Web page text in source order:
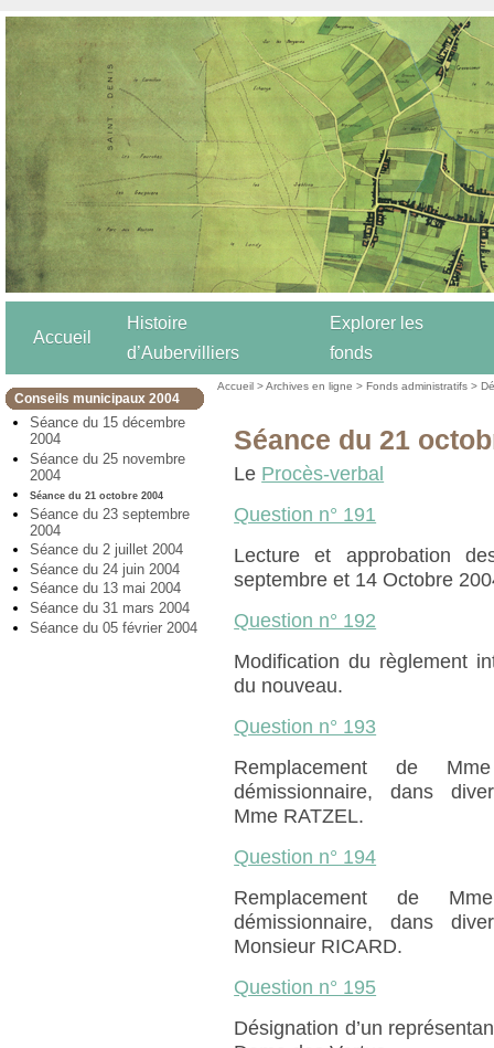
Accueil
Histoire
d’Aubervilliers
Explorer les
fonds
Conseils municipaux 2004
Séance du 15 décembre
2004
Séance du 25 novembre
2004
Séance du 21 octobre 2004
Séance du 23 septembre
2004
Séance du 2 juillet 2004
Séance du 24 juin 2004
Séance du 13 mai 2004
Séance du 31 mars 2004
Séance du 05 février 2004
Accueil >Archives en ligne >Fonds administratifs >
Séance du 21
Le Procès-verbal
Question n° 191
Lecture et approbation
septembre et 14 Octobre
Question n° 192
Modification du règlement
du nouveau.
Question n° 193
Remplacement de
démissionnaire, dans
Mme RATZEL.
Question n° 194
Remplacement de
démissionnaire, dans
Monsieur RICARD.
Question n° 195
Désignation d’un